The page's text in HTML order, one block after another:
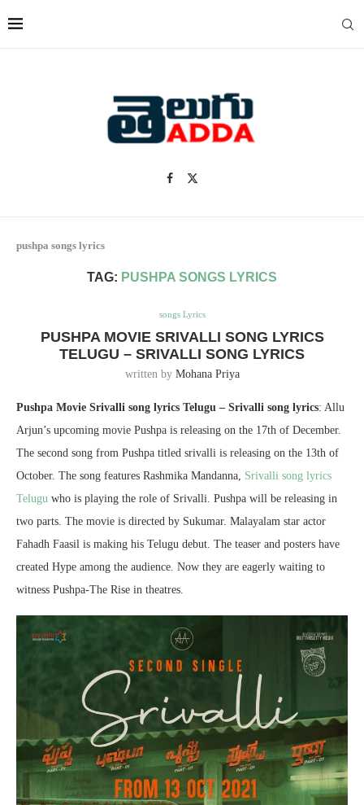
pushpa songs lyrics
TAG: PUSHPA SONGS LYRICS
songs Lyrics
PUSHPA MOVIE SRIVALLI SONG LYRICS
TELUGU – SRIVALLI SONG LYRICS
written by Mohana Priya
Pushpa Movie Srivalli song lyrics Telugu – Srivalli song lyrics: Allu
Arjun’s upcoming movie Pushpa is releasing on the 17th of December.
The second song from Pushpa titled srivalli is releasing on the 13th of
October. The song features Rashmika Mandanna, Srivalli song lyrics
Telugu who is playing the role of Srivalli. Pushpa will be releasing in
two parts. The movie is directed by Sukumar. Malayalam star actor
Fahadh Faasil is making his Telugu debut. The teaser and posters have
created Hype among the audience. Now they are eagerly waiting to
witness Pushpa-The Rise in theatres.